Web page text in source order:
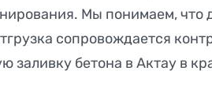
Мы понимаем, что
сопровождается
заливку бетона в Актау в